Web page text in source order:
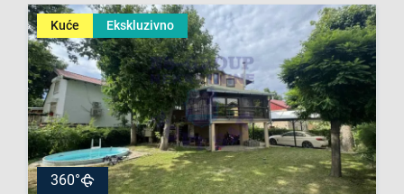
Kuće Ekskluzivno
360°